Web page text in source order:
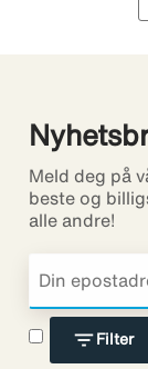
filter_list Filter
Meld deg på
beste og
alle andre!
Jeg har lest